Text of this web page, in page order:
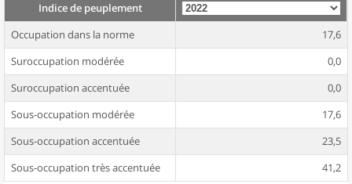
Indice de peuplement
Occupation dans la norme
17,6
Suroccupation modérée
0,0
Suroccupation accentuée
0,0
Sous-occupation modérée
17,6
Sous-occupation accentuée
23,5
Sous-occupation très accentuée
41,2